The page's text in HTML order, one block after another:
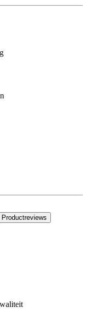
Productreviews